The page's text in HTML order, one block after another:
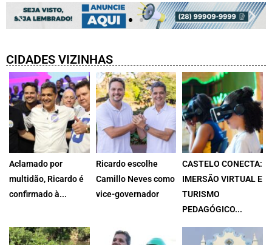
CIDADES VIZINHAS
Aclamado por
multidão, Ricardo é
confirmado à...
governador...
Ricardo escolhe
Camillo Neves como
vice-governador
4 de agosto de
CASTELO CONECTA:
IMERSÃO VIRTUAL E
TURISMO
PEDAGÓGICO...
Expo Agro...